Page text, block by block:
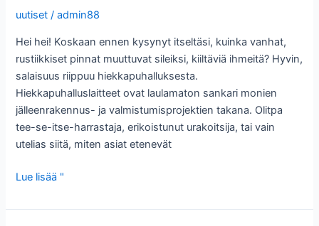
uutiset /admin88
Hei hei! Koskaan ennen kysynyt itseltäsi, kuinka vanhat,
rustiikkiset pinnat muuttuvat sileiksi, kiiltäviä ihmeitä? Hyvin,
salaisuus riippuu hiekkapuhalluksesta.
Hiekkapuhalluslaitteet ovat laulamaton sankari monien
jälleenrakennus- ja valmistumisprojektien takana. Olitpa
tee-se-itse-harrastaja, erikoistunut urakoitsija, tai vain
utelias siitä, miten asiat etenevät
Hiekkapuhalluslaitteet:
opas
Lue lisää "